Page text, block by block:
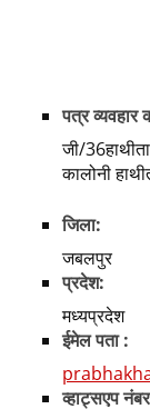
पत्र व्यवहार
जी/
कालोनी
जिला:
जबलपुर
प्रदेश:
मध्यप्रदेश
ईमेल पता :
व्हाट्सएप